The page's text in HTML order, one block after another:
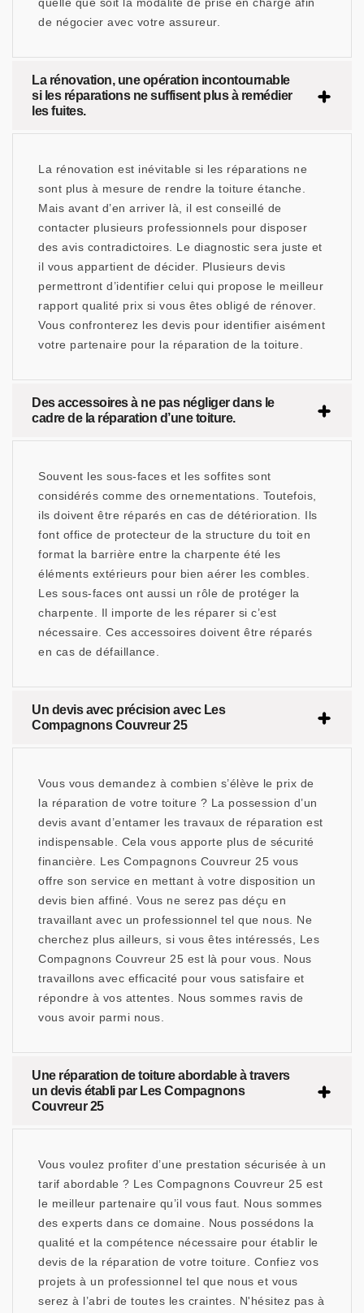
quelle que soit la modalité de prise en charge afin
de négocier avec votre assureur.
La rénovation, une opération incontournable
si les réparations ne suffisent plus à remédier
les fuites.
La rénovation est inévitable si les réparations ne
sont plus à mesure de rendre la toiture étanche.
Mais avant d’en arriver là, il est conseillé de
contacter plusieurs professionnels pour disposer
des avis contradictoires. Le diagnostic sera juste et
il vous appartient de décider. Plusieurs devis
permettront d’identifier celui qui propose le meilleur
rapport qualité prix si vous êtes obligé de rénover.
Vous confronterez les devis pour identifier aisément
votre partenaire pour la réparation de la toiture.
Des accessoires à ne pas négliger dans le
cadre de la réparation d’une toiture.
Souvent les sous-faces et les soffites sont
considérés comme des ornementations. Toutefois,
ils doivent être réparés en cas de détérioration. Ils
font office de protecteur de la structure du toit en
format la barrière entre la charpente été les
éléments extérieurs pour bien aérer les combles.
Les sous-faces ont aussi un rôle de protéger la
charpente. Il importe de les réparer si c’est
nécessaire. Ces accessoires doivent être réparés
en cas de défaillance.
Un devis avec précision avec Les
Compagnons Couvreur 25
Vous vous demandez à combien s’élève le prix de
la réparation de votre toiture ? La possession d’un
devis avant d’entamer les travaux de réparation est
indispensable. Cela vous apporte plus de sécurité
financière. Les Compagnons Couvreur 25 vous
offre son service en mettant à votre disposition un
devis bien affiné. Vous ne serez pas déçu en
travaillant avec un professionnel tel que nous. Ne
cherchez plus ailleurs, si vous êtes intéressés, Les
Compagnons Couvreur 25 est là pour vous. Nous
travaillons avec efficacité pour vous satisfaire et
répondre à vos attentes. Nous sommes ravis de
vous avoir parmi nous.
Une réparation de toiture abordable à travers
un devis établi par Les Compagnons
Couvreur 25
Vous voulez profiter d’une prestation sécurisée à un
tarif abordable ? Les Compagnons Couvreur 25 est
le meilleur partenaire qu’il vous faut. Nous sommes
des experts dans ce domaine. Nous possédons la
qualité et la compétence nécessaire pour établir le
devis de la réparation de votre toiture. Confiez vos
projets à un professionnel tel que nous et vous
serez à l’abri de toutes les craintes. N'hésitez pas à